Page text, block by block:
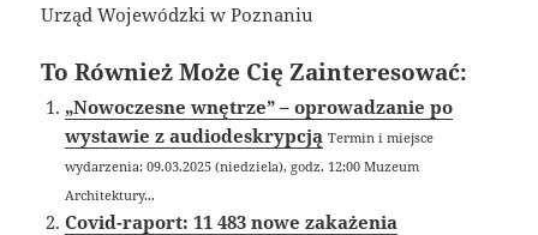
Urząd Wojewódzki w Poznaniu
To Również Może Cię Zainteresować:
„Nowoczesne wnętrze” – oprowadzanie po
wystawie z audiodeskrypcją Termin i miejsce
wydarzenia: 09.03.2025 (niedziela), godz. 12:00 Muzeum
Architektury...
Covid-raport: 11 483 nowe zakażenia